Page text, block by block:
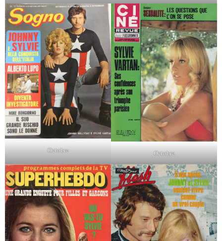
Octobre Octobre